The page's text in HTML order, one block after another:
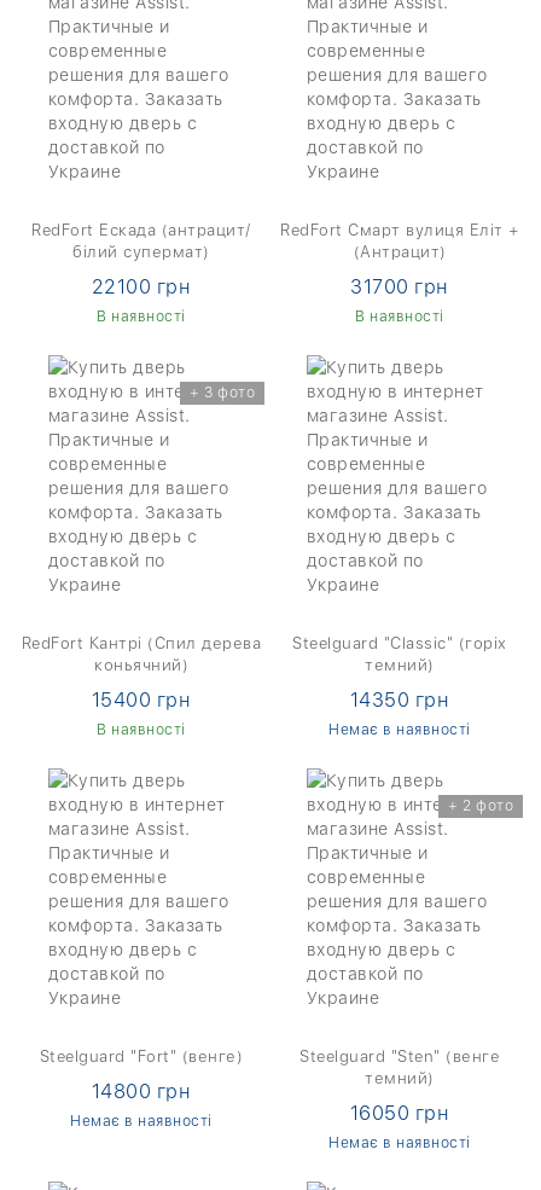
RedFort Ескада (антрацит/
білий супермат)
22100 грн
В наявності
RedFort Смарт вулиця Еліт +
(Антрацит)
31700 грн
В наявності
+ 3 фото
RedFort Кантрі (Спил дерева
коньячний)
15400 грн
В наявності
Steelguard "Classic" (горіх
темний)
14350 грн
Немає в наявності
Steelguard "Fort" (венге)
14800 грн
Немає в наявності
+ 2 фото
Steelguard "Sten" (венге
темний)
16050 грн
Немає в наявності